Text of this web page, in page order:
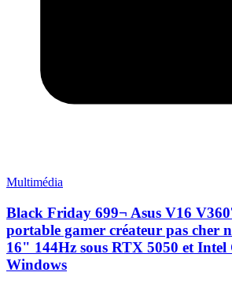
Multimédia
Black Friday 699¬ Asus V16
portable gamer créateur pas cher
16" 144Hz sous RTX 5050 et Intel
Windows